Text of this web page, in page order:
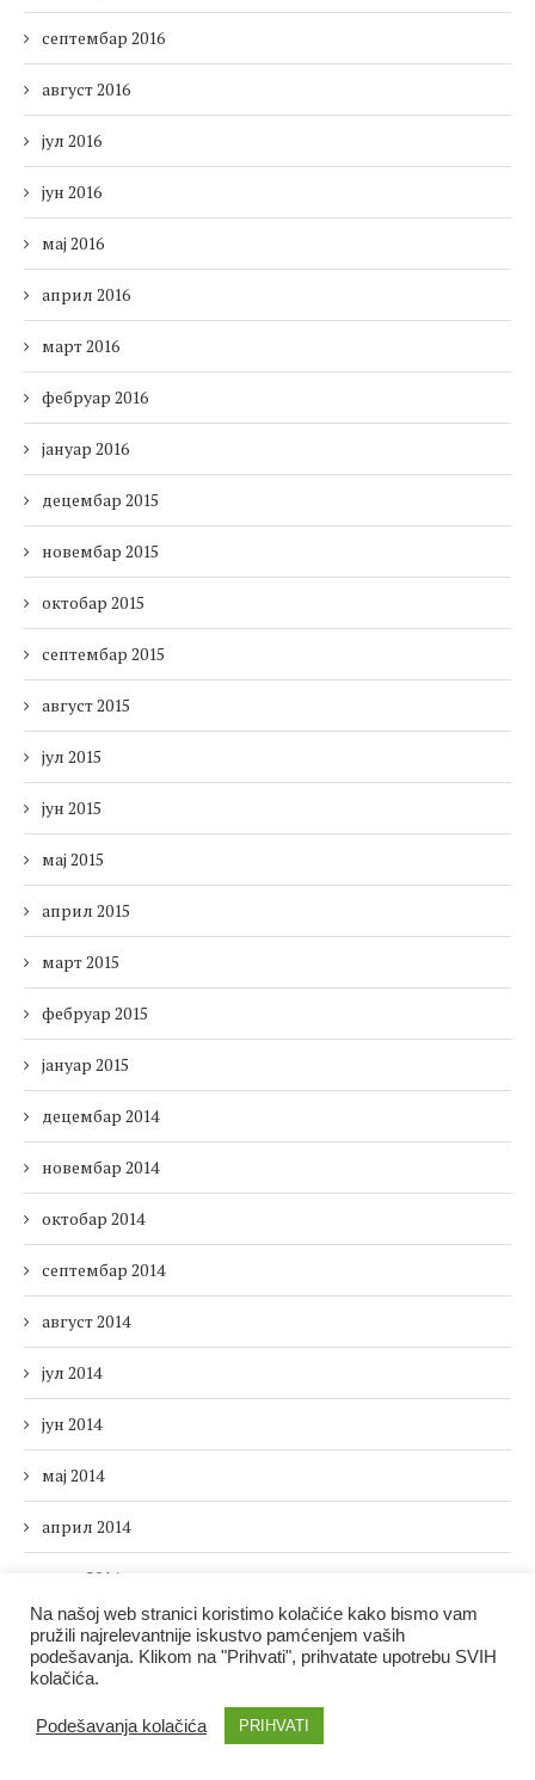
септембар 2016
август 2016
јул 2016
јун 2016
мај 2016
април 2016
март 2016
фебруар 2016
јануар 2016
децембар 2015
новембар 2015
октобар 2015
септембар 2015
август 2015
јул 2015
јун 2015
мај 2015
април 2015
март 2015
фебруар 2015
јануар 2015
децембар 2014
новембар 2014
октобар 2014
септембар 2014
август 2014
јул 2014
јун 2014
мај 2014
април 2014
март 2014
фебруар 2014
јануар 2014
децембар 2013
Na našoj web stranici koristimo kolačiće kako bismo vam
pružili najrelevantnije iskustvo pamćenjem vaših
podešavanja. Klikom na "Prihvati", prihvatate upotrebu SVIH
kolačića.
Podešavanja kolačića PRIHVATI